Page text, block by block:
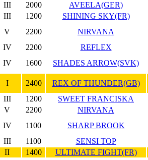
III 2000 AVEELA(GER)
III 1200 SHINING SKY(FR)
V 2200 NIRVANA
IV 2200 REFLEX
IV 1600 SHADES ARROW(SVK)
I 2400 REX OF THUNDER(GB)
III 1200 SWEET FRANCISKA
V 2200 NIRVANA
IV 1100 SHARP BROOK
III 1100 SENSI TOP
II 1400 ULTIMATE FIGHT(FR)